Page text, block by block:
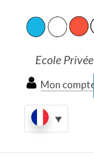
Ecole
Mon compte